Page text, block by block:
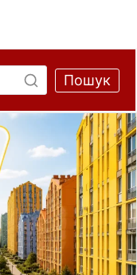
Пошук